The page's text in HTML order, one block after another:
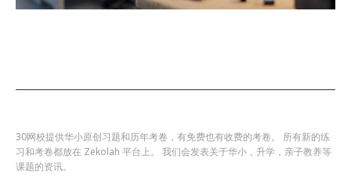
30网校提供华小原创习题和历年考卷，有免费也有收费的考卷。 所有新的练
习和考卷都放在 Zekolah 平台上。 我们会发表关于华小，升学，亲子教养等
课题的资讯。